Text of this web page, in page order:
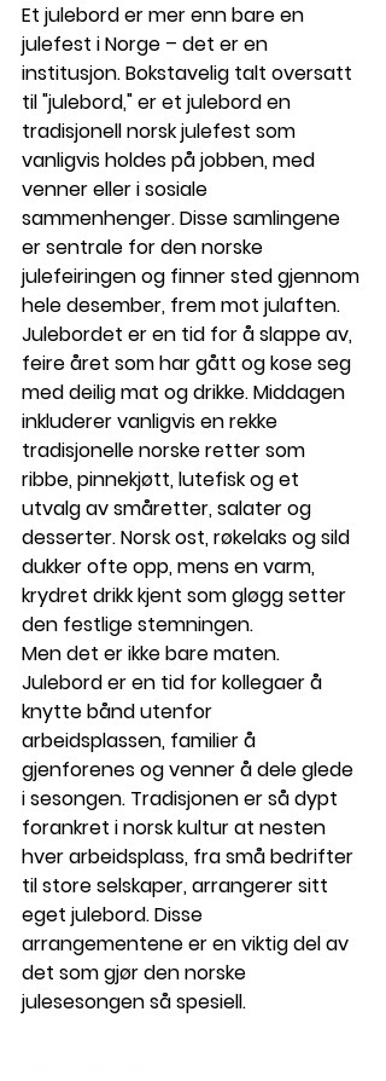
Et julebord er mer enn bare en
julefest i Norge – det er en
institusjon. Bokstavelig talt oversatt
til "julebord," er et julebord en
tradisjonell norsk julefest som
vanligvis holdes på jobben, med
venner eller i sosiale
sammenhenger. Disse samlingene
er sentrale for den norske
julefeiringen og finner sted gjennom
hele desember, frem mot julaften.
Julebordet er en tid for å slappe av,
feire året som har gått og kose seg
med deilig mat og drikke. Middagen
inkluderer vanligvis en rekke
tradisjonelle norske retter som
ribbe, pinnekjøtt, lutefisk og et
utvalg av småretter, salater og
desserter. Norsk ost, røkelaks og sild
dukker ofte opp, mens en varm,
krydret drikk kjent som gløgg setter
den festlige stemningen.
Men det er ikke bare maten.
Julebord er en tid for kollegaer å
knytte bånd utenfor
arbeidsplassen, familier å
gjenforenes og venner å dele glede
i sesongen. Tradisjonen er så dypt
forankret i norsk kultur at nesten
hver arbeidsplass, fra små bedrifter
til store selskaper, arrangerer sitt
eget julebord. Disse
arrangementene er en viktig del av
det som gjør den norske
julesesongen så spesiell.